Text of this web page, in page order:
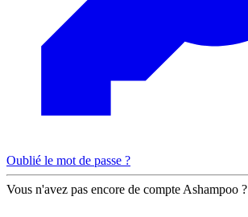
Oublié le mot de passe ?
Vous n'avez pas encore de compte Ashampoo ?